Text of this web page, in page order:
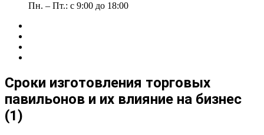
Пн. – Пт.: с 9:00 до 18:00
Сроки изготовления торговых
павильонов и их влияние на бизнес
(1)